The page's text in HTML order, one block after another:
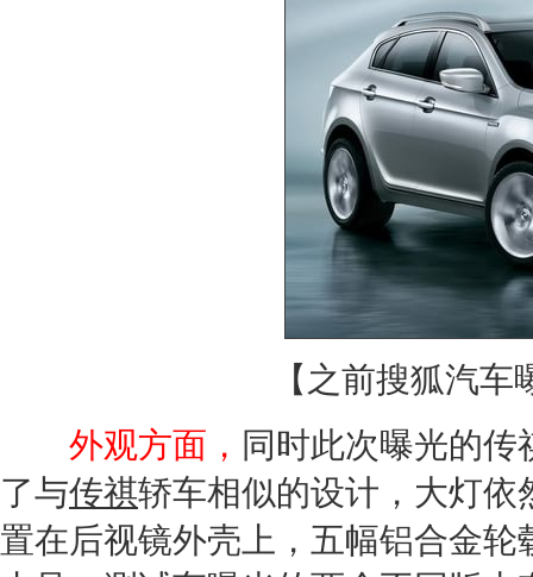
【之前搜狐汽车
外观方面， 同时此次曝光的传
了与传祺轿车相似的设计，大灯
置在后视镜外壳上，五幅铝合金